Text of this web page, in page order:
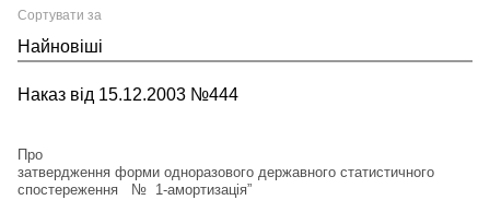
Сортувати за
Найновіші
Наказ від 15.12.2003 №444
Про
затвердження форми одноразового державного статистичного
спостереження № 1-амортизація”